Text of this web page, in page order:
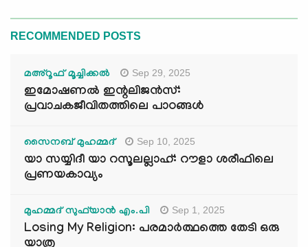
RECOMMENDED POSTS
മഅ്റൂഫ് മൂച്ചിക്കല്‍ Sep 29, 2025
ഇമോഷണൽ ഇന്റലിജൻസ്:
പ്രവാചകജീവിതത്തിലെ പാഠങ്ങൾ
സൈനബ് മുഹമ്മദ് Sep 10, 2025
യാ സയ്യിദീ യാ റസൂലല്ലാഹ്: റൗളാ ശരീഫിലെ
പ്രണയകാവ്യം
മുഹമ്മദ് സുഫ്‌യാൻ എം.പി Sep 1, 2025
Losing My Religion: പരമാർത്ഥത്തെ തേടി ഒരു